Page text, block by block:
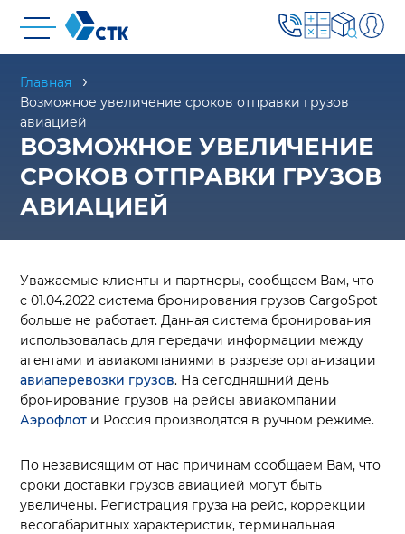
Главная
Возможное увеличение сроков отправки грузов
авиацией
ВОЗМОЖНОЕ УВЕЛИЧЕНИЕ
СРОКОВ ОТПРАВКИ ГРУЗОВ
АВИАЦИЕЙ
Уважаемые клиенты и партнеры, сообщаем Вам, что
с 01.04.2022 система бронирования грузов CargoSpot
больше не работает. Данная система бронирования
использовалась для передачи информации между
агентами и авиакомпаниями в разрезе организации
авиаперевозки грузов. На сегодняшний день
бронирование грузов на рейсы авиакомпании
Аэрофлот и Россия производятся в ручном режиме.
По независящим от нас причинам сообщаем Вам, что
сроки доставки грузов авиацией могут быть
увеличены. Регистрация груза на рейс, коррекции
весогабаритных характеристик, терминальная